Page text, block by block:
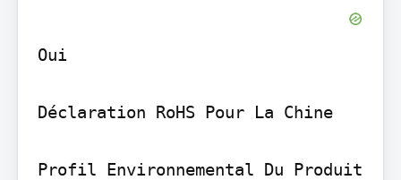
Oui
Déclaration RoHS Pour La Chine
Profil Environnemental Du Produit